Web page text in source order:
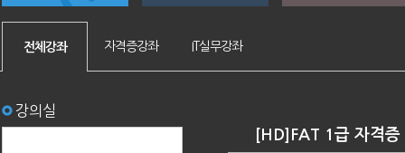
전체강좌 자격증강좌 IT실무강좌
강의실
[HD]FAT 1급 자격증